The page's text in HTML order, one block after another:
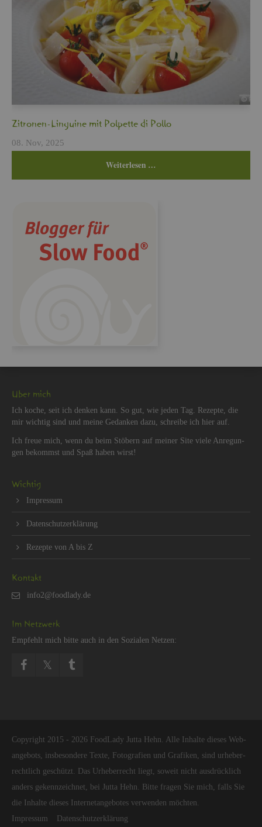
Zi­tro­nen-Lin­gui­ne mit Pol­pet­te di Pollo
08. Nov, 2025
Wei­ter­le­sen …
Über mich
Ich koche, seit ich den­ken kann. So gut, wie jeden Tag. Re­zep­te, die
mir wich­tig sind und meine Ge­dan­ken dazu, schrei­be ich hier auf.
Ich freue mich, wenn du beim Stö­bern auf mei­ner Site viele An­re­gun­
gen be­kommst und Spaß haben wirst!
Wich­tig
Im­pres­sum
Da­ten­schut­z­er­klä­rung
Re­zep­te von A bis Z
Kon­takt
Im Netz­werk
Emp­fehlt mich bitte auch in den So­zia­len Net­zen:
Co­py­right 2015 - 2026 Food­La­dy Jutta Hehn. Alle In­hal­te die­ses Web­
an­ge­bots, ins­be­son­de­re Texte, Fo­to­gra­fi­en und Gra­fi­ken, sind ur­he­ber­
recht­lich ge­schützt. Das Ur­he­ber­recht liegt, so­weit nicht aus­drück­lich
an­ders ge­kenn­zeich­net, bei Jutta Hehn. Bitte fra­gen Sie mich, falls Sie
die In­hal­te die­ses In­ter­net­an­ge­bo­tes ver­wen­den möch­ten.
Im­pres­sum
Da­ten­schut­z­er­klä­rung